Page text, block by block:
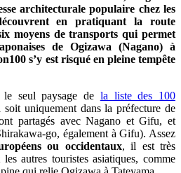
architecturale populaire chez les
en pratiquant la route
moyens de transports qui permet
de Ogizawa (Nagano) à
s’y est risqué en pleine tempête
seul paysage de la liste des 100
soit uniquement dans la préfecture de
partagés avec Nagano et Gifu, et
go, également à Gifu). Assez
ou occidentaux, il est très
autres touristes asiatiques, comme